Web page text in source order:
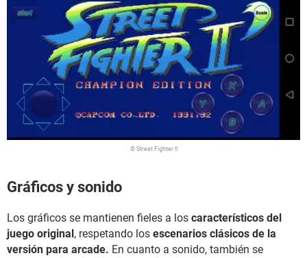
© Street Fighter II
Gráficos y sonido
Los gráficos se mantienen fieles a los característicos del
juego original , respetando los escenarios clásicos de la
versión para arcade. En cuanto a sonido, también se